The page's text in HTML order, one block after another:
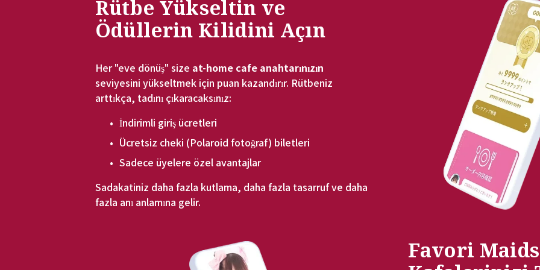
Rütbe Yükseltin ve
Ödüllerin Kilidini Açın
Her "eve dönüş" size at-home cafe anahtarınızın
seviyesini yükseltmek için puan kazandırır. Rütbeniz
arttıkça, tadını çıkaracaksınız:
İndirimli giriş ücretleri
Ücretsiz cheki (Polaroid fotoğraf) biletleri
Sadece üyelere özel avantajlar
Sadakatiniz daha fazla kutlama, daha fazla tasarruf ve daha
fazla anı anlamına gelir.
Favori